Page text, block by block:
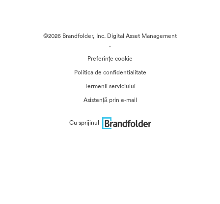
©2026 Brandfolder, Inc. Digital Asset Management
·
Preferințe cookie
Politica de confidentialitate
Termenii serviciului
Asistență prin e-mail
Cu sprijinul